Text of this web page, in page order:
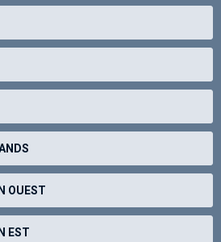
OUEST
EST